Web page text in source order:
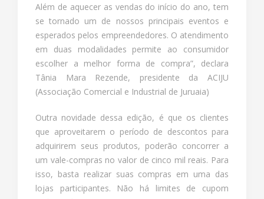
Além de aquecer as vendas do início do ano, tem
se tornado um de nossos principais eventos e
esperados pelos empreendedores. O atendimento
em duas modalidades permite ao consumidor
escolher a melhor forma de compra”, declara
Tânia Mara Rezende, presidente da ACIJU
(Associação Comercial e Industrial de Juruaia)
Outra novidade dessa edição, é que os clientes
que aproveitarem o período de descontos para
adquirirem seus produtos, poderão concorrer a
um vale-compras no valor de cinco mil reais. Para
isso, basta realizar suas compras em uma das
lojas participantes. Não há limites de cupom